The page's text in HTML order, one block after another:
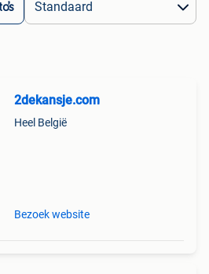
2dekansje.com
Heel België
Bezoek website